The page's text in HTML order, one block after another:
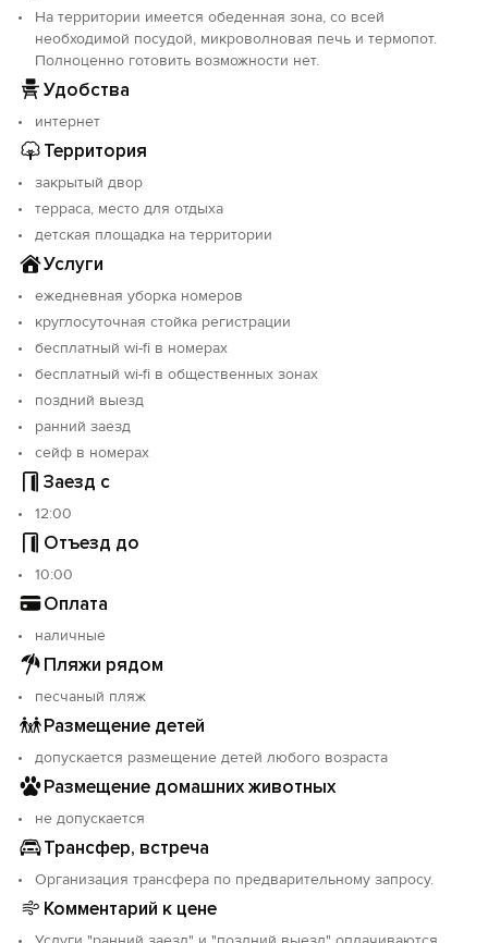
Радушный персонал всегда готов прийти на помощь
гостям, стойка регистрации работает 24 часа в сутки.
Встреча гостей на вокзалах и аэропортах, по
предварительной записи также производится в
любое время.
Во дворе расположены уютные летние беседки со
столиками, где можно замечательно отдохнуть от
палящего солнца в тени винограда. Дети
принимаются с любого возраста. А для них - есть
небольшой детский лестничный комплекс. Для гостей
с авто предусмотрена небольшая автостоянка.
Объект прошёл классификацию. Номер реестровой
записи: С232024005458.
На территории имеется обеденная зона, со всей
необходимой посудой, микроволновая печь и термопот.
Полноценно готовить возможности нет.
Удобства
интернет
Территория
закрытый двор
терраса, место для отдыха
детская площадка на территории
Услуги
ежедневная уборка номеров
круглосуточная стойка регистрации
бесплатный wi-fi в номерах
бесплатный wi-fi в общественных зонах
поздний выезд
ранний заезд
сейф в номерах
Заезд с
12:00
Отъезд до
10:00
Оплата
наличные
Пляжи рядом
песчаный пляж
Размещение детей
допускается размещение детей любого возраста
Размещение домашних животных
не допускается
Трансфер, встреча
Организация трансфера по предварительному запросу.
Комментарий к цене